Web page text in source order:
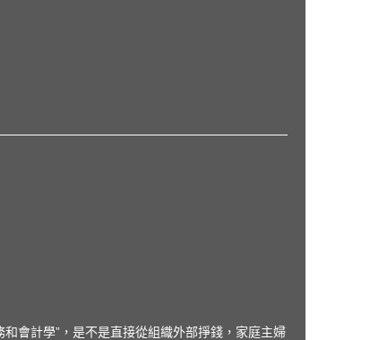
和會計學”，是不是直接從組織外部掙錢，家庭主婦